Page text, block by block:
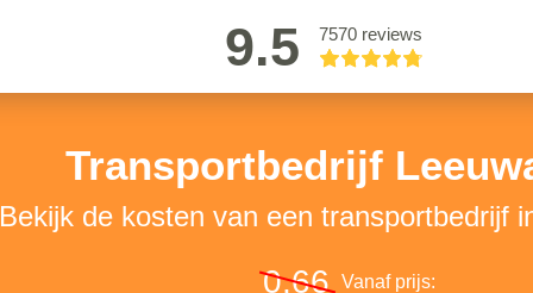
9.5 7570 reviews
Transportbedrijf
Bekijk de kosten van een transportbedrijf
0,66 Vanaf prijs: